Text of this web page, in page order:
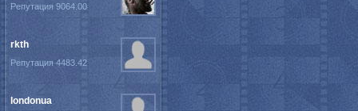
Репутация 9064.00
rkth
Репутация 4483.42
londonua